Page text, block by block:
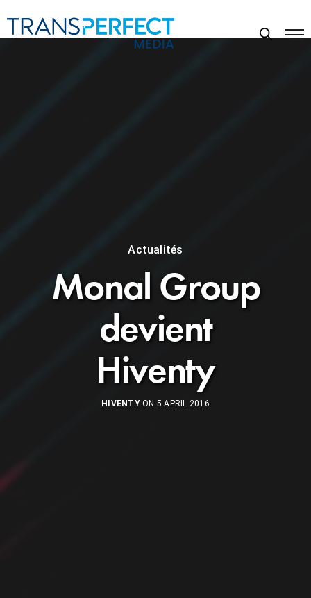
Actualités
Monal Group
devient
Hiventy
HIVENTYON 5 APRIL 2016